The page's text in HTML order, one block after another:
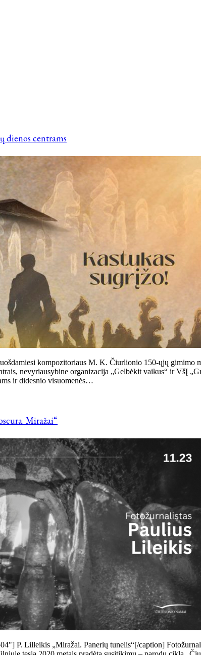
dienos centrams
kompozitoriaus M. K. Čiurlionio 150-ųjų gimimo
nevyriausybine organizacija „Gelbėkit vaikus“ ir VšĮ
ir didesnio visuomenės…
Miražai“
P. Lilleikis „Miražai. Panerių tunelis“[/caption]